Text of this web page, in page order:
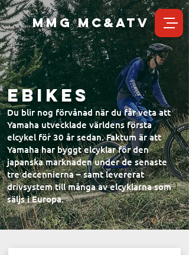
MMG MC&ATV
eBikes
Du blir nog förvånad när du får veta att
Yamaha utvecklade världens första
elcykel för 30 år sedan. Faktum är att
Yamaha har byggt elcyklar för den
japanska marknaden under de senaste
tre decennierna – samt levererat
drivsystem till många av elcyklarna som
säljs i Europa.